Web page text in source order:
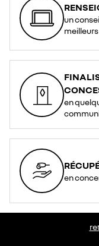
un
en
en